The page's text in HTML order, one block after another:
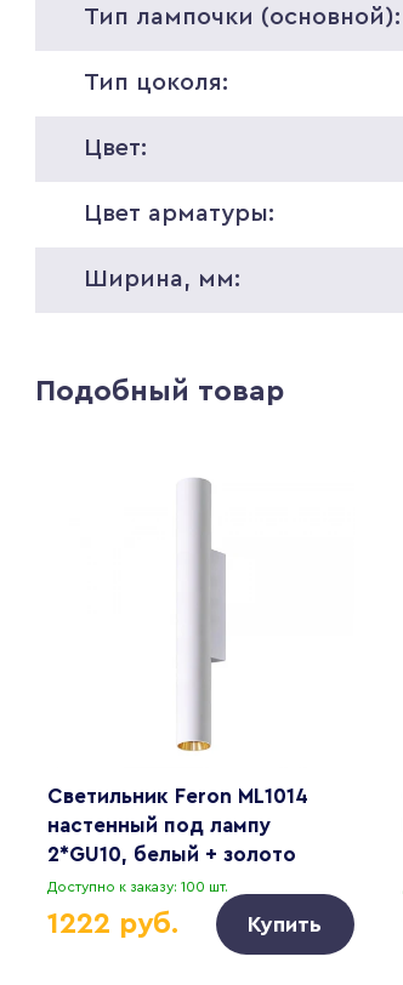
Тип лампочки (основной):
Тип цоколя:
Цвет:
Цвет арматуры:
Ширина, мм:
Подобный товар
Светильник Feron ML1014
настенный под лампу
2*GU10, белый + золото
51382
Доступно к заказу: 100 шт.
1222 руб. Купить